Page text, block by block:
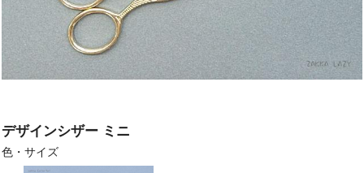
デザインシザー ミニ
色・サイズ